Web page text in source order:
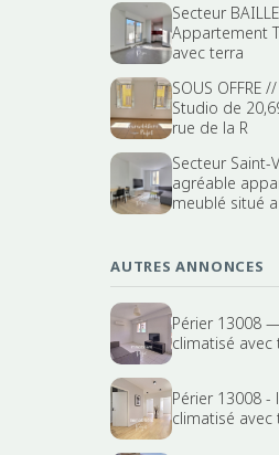
Secteur
Appartement
avec terra
SOUS OFFRE
Studio de
rue de la R
Secteur Saint-
agréable
meublé situé a
AUTRES ANNONCES
Périer 13008
climatisé avec
Périer 13008
climatisé avec